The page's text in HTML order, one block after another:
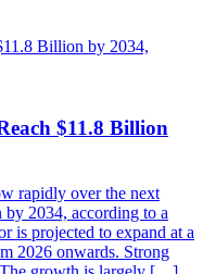
$11.8 Billion
rapidly over the next
2034, according to a
is projected to expand at a
2026 onwards. Strong